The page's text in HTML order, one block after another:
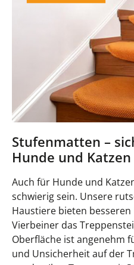
Stufenmatten –
Hunde und Katzen
Auch für Hunde und
schwierig sein. Unsere
Haustiere bieten
Vierbeiner das
Oberfläche ist angenehm
und Unsicherheit auf der